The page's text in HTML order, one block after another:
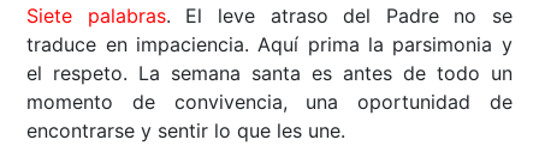
Siete palabras. El leve atraso del Padre no se
traduce en impaciencia. Aquí prima la parsimonia y
el respeto. La semana santa es antes de todo un
momento de convivencia, una oportunidad de
encontrarse y sentir lo que les une.